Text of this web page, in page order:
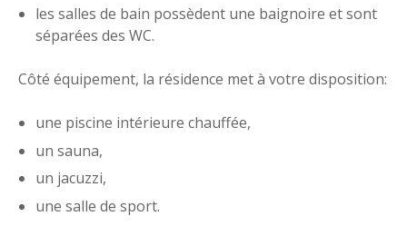
les salles de bain possèdent une baignoire et sont
séparées des WC.
Côté équipement, la résidence met à votre disposition:
une piscine intérieure chauffée,
un sauna,
un jacuzzi,
une salle de sport.